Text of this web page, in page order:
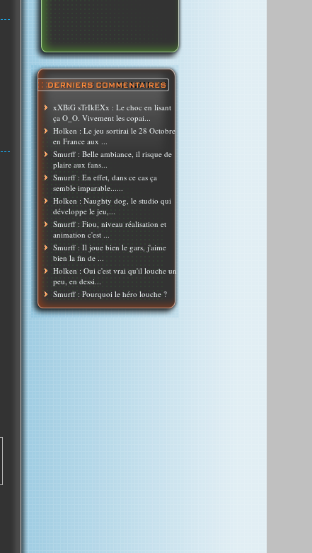
xXBiG sTrIkEXx : Le choc en lisant
ça O_O. Vivement les copai...
Holken : Le jeu sortirai le 28 Octobre
en France aux ...
Smurff : Belle ambiance, il risque de
plaire aux fans...
Smurff : En effet, dans ce cas ça
semble imparable......
Holken : Naughty dog, le studio qui
développe le jeu,...
Smurff : Fiou, niveau réalisation et
animation c'est ...
Smurff : Il joue bien le gars, j'aime
bien la fin de ...
Holken : Oui c'est vrai qu'il louche un
peu, en dessi...
Smurff : Pourquoi le héro louche ?